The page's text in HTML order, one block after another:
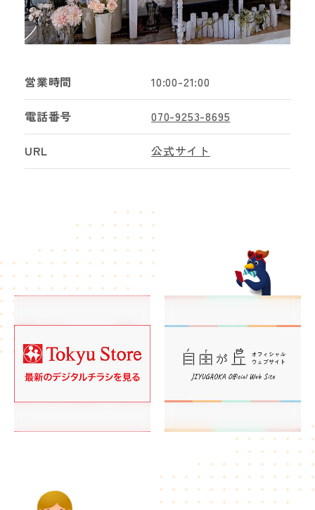
営業時間 10:00-21:00
電話番号 070-9253-8695
URL 公式サイト